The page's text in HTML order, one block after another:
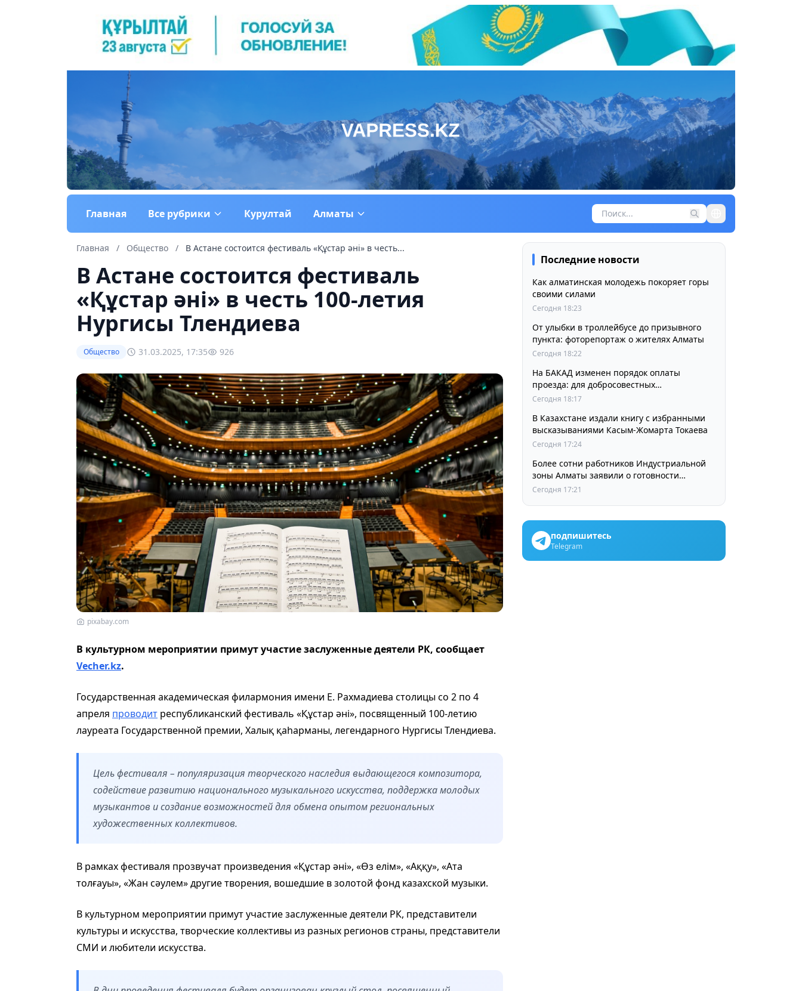
Главная Все рубрики Курултай Алматы
Главная / Общество / В Астане состоится фестиваль «Құстар әні» в честь...
В Астане состоится фестиваль
«Құстар әні» в честь 100-летия
Нургисы Тлендиева
Общество 31.03.2025, 17:35 926
pixabay.com
В культурном мероприятии примут участие заслуженные деятели РК, сообщает
Vecher.kz.
Государственная академическая филармония имени Е. Рахмадиева столицы со 2 по 4
апреля проводит республиканский фестиваль «Құстар әні», посвященный 100-летию
лауреата Государственной премии, Халық қаһарманы, легендарного Нургисы Тлендиева.
Цель фестиваля – популяризация творческого наследия выдающегося композитора,
содействие развитию национального музыкального искусства, поддержка молодых
музыкантов и создание возможностей для обмена опытом региональных
художественных коллективов.
В рамках фестиваля прозвучат произведения «Құстар әні», «Өз елім», «Аққу», «Ата
толғауы», «Жан сәулем» другие творения, вошедшие в золотой фонд казахской музыки.
В культурном мероприятии примут участие заслуженные деятели РК, представители
культуры и искусства, творческие коллективы из разных регионов страны, представители
СМИ и любители искусства.
Последние новости
Как алматинская молодежь покоряет горы
своими силами
Сегодня 18:23
От улыбки в троллейбусе до призывного
пункта: фоторепортаж о жителях Алматы
Сегодня 18:22
На БАКАД изменен порядок оплаты
проезда: для добросовестных
пользователей стоимость остается
Сегодня 18:17
В Казахстане издали книгу с избранными
высказываниями Касым-Жомарта Токаева
Сегодня 17:24
Более сотни работников Индустриальной
зоны Алматы заявили о готовности
принять участие в выборах членов
Сегодня 17:21
подпишитесь
Telegram